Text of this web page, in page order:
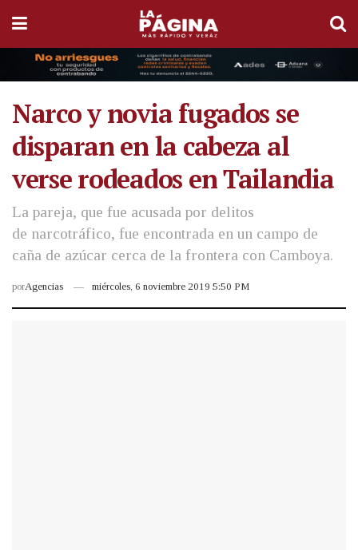
Narco y novia fugados se
disparan en la cabeza al
verse rodeados en Tailandia
La pareja, que fue acusada por delitos
de narcotráfico, fue encontrada en un campo de
caña de azúcar cerca de la frontera con Camboya.
porAgencias miércoles, 6 noviembre 2019 5:50 PM